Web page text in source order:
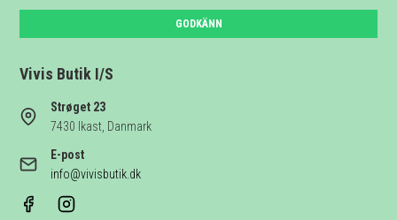
GODKÄNN
Vivis Butik I/S
Strøget 23
7430 Ikast, Danmark
E-post
info@vivisbutik.dk